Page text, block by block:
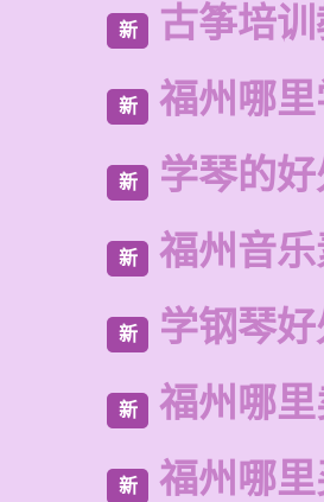
新 古筝培
新 福州哪
新 学琴的
新 福州音
新 学钢琴
新 福州哪
新 福州哪